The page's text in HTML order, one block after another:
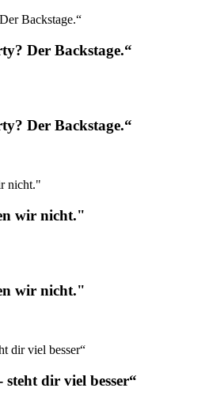
Der Backstage.“
Der Backstage.“
wir nicht."
wir nicht."
dir viel besser“